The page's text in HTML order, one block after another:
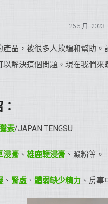
26 5 月, 2023
產品，被很多人欺騙和幫助
以解決這個問題。現在我們來
素/JAPAN TENGSU
浸膏 、 雄鹿鞭浸膏 、澱粉等。
、 腎虛 、 體弱缺少精力 、房